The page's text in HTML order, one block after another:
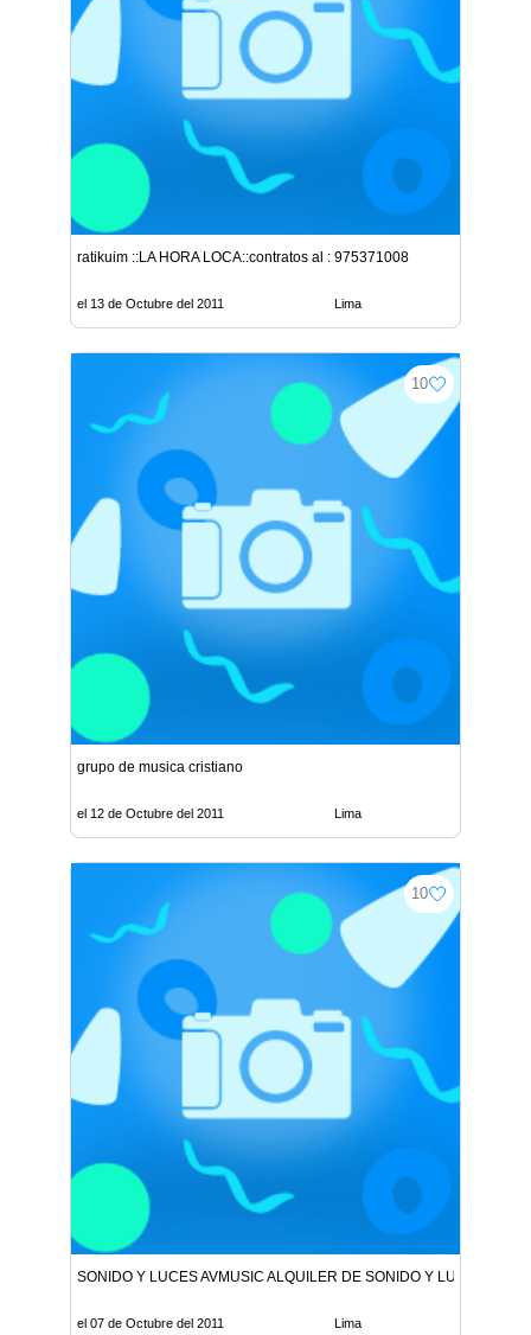
ratikuim ::LA HORA LOCA::contratos al : 975371008
el 13 de Octubre del 2011 Lima
10
grupo de musica cristiano
el 12 de Octubre del 2011 Lima
10
SONIDO Y LUCES AVMUSIC ALQUILER DE SONIDO Y LUCES DJS
el 07 de Octubre del 2011 Lima